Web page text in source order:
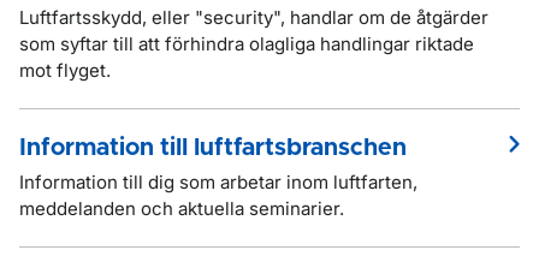
Luftfartsskydd, eller "security", handlar om de åtgärder
som syftar till att förhindra olagliga handlingar riktade
mot flyget.
Information till luftfartsbranschen
Information till dig som arbetar inom luftfarten,
meddelanden och aktuella seminarier.